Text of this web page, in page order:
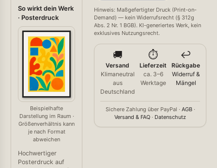
So wirkt dein Werk
· Posterdruck
Beispielhafte
Darstellung im Raum ·
Größenverhältnis kann
je nach Format
abweichen
Hochwertiger
Posterdruck auf
Hinweis: Maßgefertigter Druck (Print-on-
Demand) — kein Widerrufsrecht (§ 312g
Abs. 2 Nr. 1 BGB). KI-generiertes Werk, kein
exklusives Nutzungsrecht.
🚚
Versand
Klimaneutral
aus
Deutschland
⏱️
Lieferzeit
ca. 3–6
Werktage
↩️
Rückgabe
Widerruf &
Mängel
Sichere Zahlung über PayPal · AGB·
Versand & FAQ · Datenschutz